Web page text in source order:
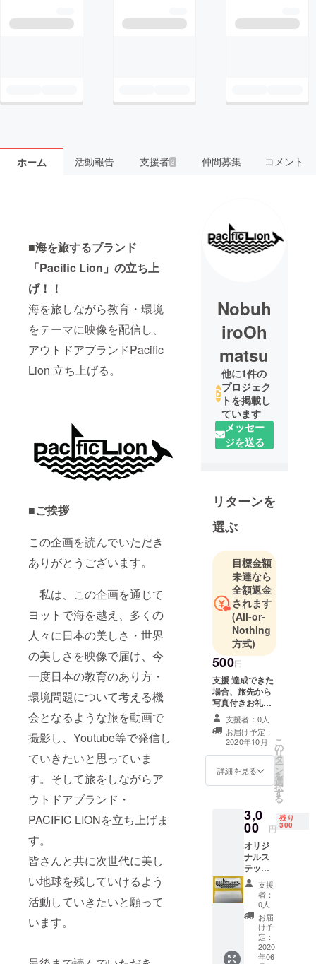
ホーム 活動報告 支援者3 仲間募集 コメント
■海を旅するブランド
「Pacific Lion」の立ち上
げ！！
海を旅しながら教育・環境
をテーマに映像を配信し、
アウトドアブランドPacific
Lion 立ち上げる。
■ご挨拶
この企画を読んでいただき
ありがとうございます。
私は、この企画を通じて
ヨットで海を越え、多くの
人々に日本の美しさ・世界
の美しさを映像で届け、今
一度日本の教育のあり方・
環境問題について考える機
会となるような旅を動画で
撮影し、Youtube等で発信し
ていきたいと思っていま
す。そして旅をしながらア
ウトドアブランド・
PACIFIC LIONを立ち上げま
す。
皆さんと共に次世代に美し
い地球を残していけるよう
活動していきたいと願って
います。
Nobuh
iroOh
matsu
他に1件の
プロジェク
トを掲載し
ています
メッセー
ジを送る
リターンを
選ぶ
目標金額
未達なら
全額返金
されます
(All-or-
Nothing
方式)
500円
支援 達成できた
場合、旅先から
写真付きお礼の
メール 支援金額
は変更できま
す。
支援者：0人
お届け予定：
2020年10月
詳細を見る
こ
の
リ
タ
ー
ン
を
選
択
す
る
3,0
00 円
残り
300
オリジ
ナルス
テッ
カー
（単
色）
カッ
ティン
グマ
シーン
で切り
支援
者：
0人
お届
け予
定：
2020
年06